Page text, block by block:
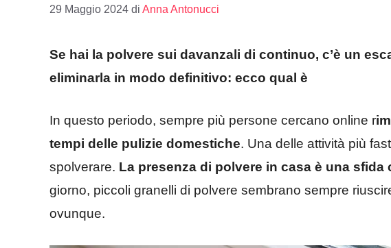
29 Maggio 2024 di Anna Antonucci
Se hai la polvere sui davanzali di continuo, c’è un
eliminarla in modo definitivo: ecco qual è
In questo periodo, sempre più persone cercano online r
tempi delle pulizie domestiche. Una delle attività più
spolverare. La presenza di polvere in casa è una sfida
giorno, piccoli granelli di polvere sembrano sempre
ovunque.